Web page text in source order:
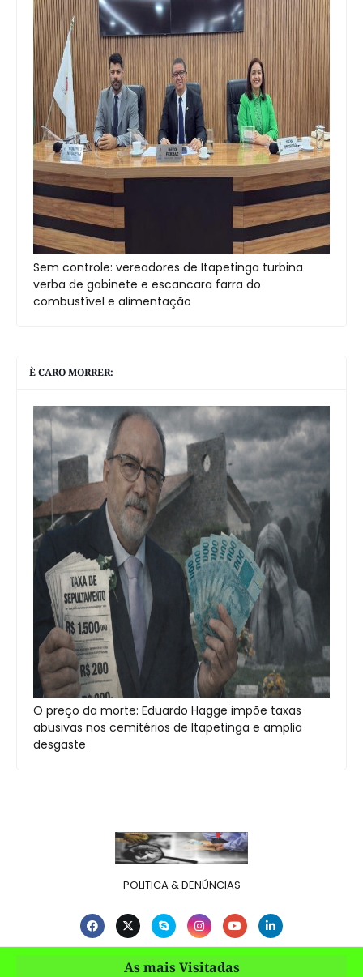
Sem controle: vereadores de Itapetinga turbina
verba de gabinete e escancara farra do
combustível e alimentação
È CARO MORRER:
O preço da morte: Eduardo Hagge impõe taxas
abusivas nos cemitérios de Itapetinga e amplia
desgaste
POLITICA & DENÚNCIAS
As mais Visitadas